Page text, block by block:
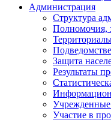
Администрация
Структура
Полномочия,
Защита
Результаты
Участие в